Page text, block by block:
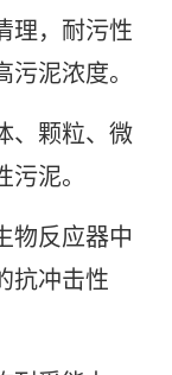
理，耐污性
泥浓度。
、颗粒、微
泥。
物反应器中
抗冲击性